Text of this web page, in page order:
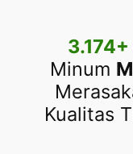
Minum
Kualitas